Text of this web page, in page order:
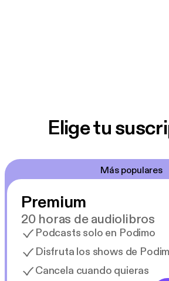
Elige tu
Más populares
Premium
20 horas de audiolibros
Podcasts solo en Podimo
Disfruta los shows de
Cancela cuando quieras